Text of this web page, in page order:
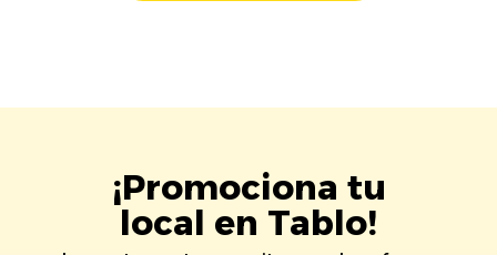
¡Promociona tu
local en Tablo!